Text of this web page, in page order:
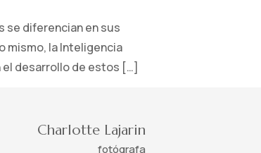
se diferencian en sus
mismo, la Inteligencia
el desarrollo de estos […]
Charlotte Lajarin
fotógrafa